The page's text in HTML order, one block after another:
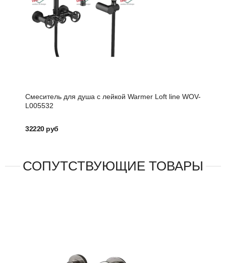
Смеситель для душа с лейкой Warmer Loft line WOV-
L005532
32220 руб
СОПУТСТВУЮЩИЕ ТОВАРЫ